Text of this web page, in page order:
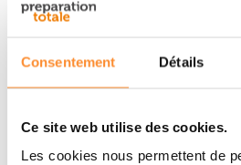
Consentement Détails
Ce site web utilise des cookies.
Les cookies nous permettent de
utilisé dans la transformation
éléments Black Berkey. Il n'est
remplacer un écrou cassé par un
Jetez un œil à notre